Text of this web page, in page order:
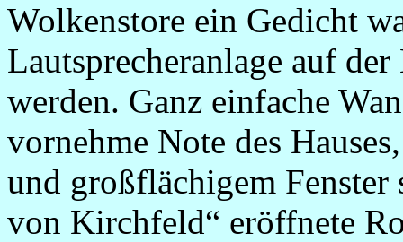
Wolkenstore ein Gedicht
Lautsprecheranlage auf
werden. Ganz einfache
vornehme Note des
und großflächigem
von Kirchfeld“ eröffnete